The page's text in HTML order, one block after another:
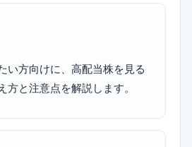
い方向けに、高配当株を見る
方と注意点を解説します。